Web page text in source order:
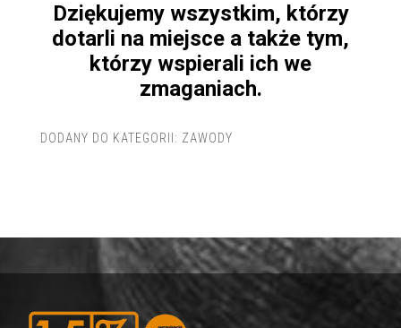
Dziękujemy wszystkim, którzy
dotarli na miejsce a także tym,
którzy wspierali ich we
zmaganiach.
DODANY DO KATEGORII: ZAWODY